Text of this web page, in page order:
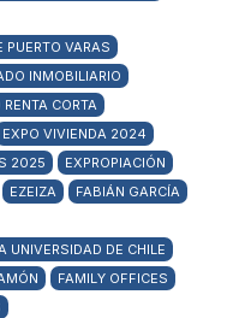
PUERTO VARAS
INMOBILIARIO
RENTA CORTA
EXPO VIVIENDA 2024
2025
EXPROPIACIÓN
EZEIZA
FABIÁN GARCÍA
UNIVERSIDAD DE CHILE
FAMILY OFFICES